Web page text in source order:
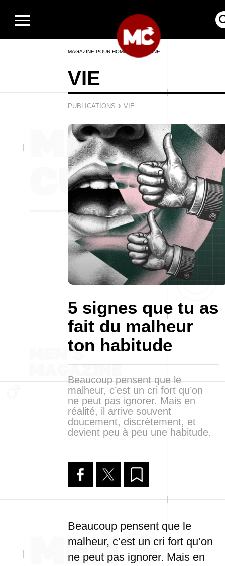
MAGAZINE POUR HOMMES EN LIGNE
VIE
PUBLICATIONS › VIE
5 signes que tu as
fait du malheur
ton habitude
Beaucoup pensent que le
malheur, c’est un cri fort qu’on
ne peut pas ignorer. Mais en
réalité, il arrive souvent
doucement, discrètement, et
devient peu à peu une habitude.
Beaucoup pensent que le
malheur, c’est un cri fort qu’on
ne peut pas ignorer. Mais en